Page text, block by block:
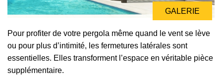
GALERIE
Pour profiter de votre pergola même quand le vent se lève
ou pour plus d’intimité, les fermetures latérales sont
essentielles. Elles transforment l’espace en véritable pièce
supplémentaire.